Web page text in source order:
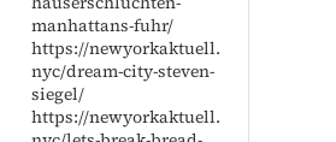
manhattans-fuhr/
https://newyorkaktuell.
nyc/dream-city-steven-
siegel/
https://newyorkaktuell.